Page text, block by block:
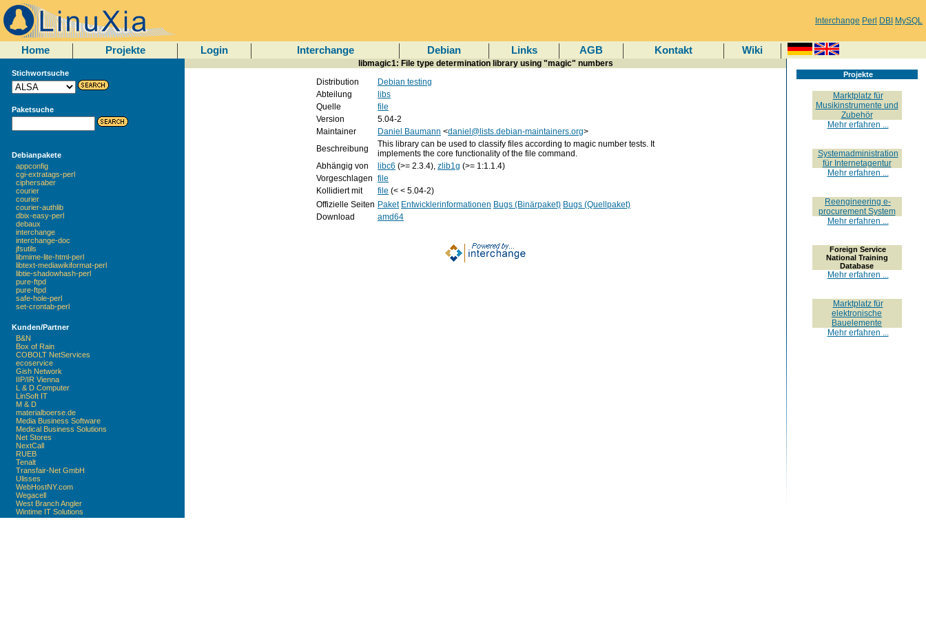
Interchange Perl DBI MySQL
Home Projekte Login Interchange Debian Links AGB Kontakt Wiki
Stichwortsuche
Paketsuche
Debianpakete
appconfig
cgi-extratags-perl
ciphersaber
courier
courier
courier-authlib
dbix-easy-perl
debaux
interchange
interchange-doc
jfsutils
libmime-lite-html-perl
libtext-mediawikiformat-perl
libtie-shadowhash-perl
pure-ftpd
pure-ftpd
safe-hole-perl
set-crontab-perl
Kunden/Partner
B&N
Box of Rain
COBOLT NetServices
ecoservice
Gish Network
IIP/IR Vienna
L & D Computer
LinSoft IT
M & D
materialboerse.de
Media Business Software
Medical Business Solutions
Net Stores
NextCall
RUEB
Tenalt
Transfair-Net GmbH
Ulisses
WebHostNY.com
Wegacell
West Branch Angler
Wintime IT Solutions
libmagic1: File type determination library using "magic" numbers
Distribution
Debian testing
Abteilung
libs
Quelle
file
Version
5.04-2
Maintainer
Daniel Baumann <daniel@lists.debian-maintainers.org>
Beschreibung
This library can be used to classify files according to magic number tests. It
implements the core functionality of the file command.
Abhängig von
libc6 (>= 2.3.4), zlib1g (>= 1:1.1.4)
Vorgeschlagen file
Kollidiert mit
file (< < 5.04-2)
Offizielle Seiten Paket Entwicklerinformationen Bugs (Binärpaket) Bugs (Quellpaket)
Download
amd64
Projekte
Marktplatz für
Musikinstrumente und
Zubehör
Mehr erfahren ...
Systemadministration
für Internetagentur
Mehr erfahren ...
Reengineering e-
procurement System
Mehr erfahren ...
Foreign Service
National Training
Database
Mehr erfahren ...
Marktplatz für
elektronische
Bauelemente
Mehr erfahren ...